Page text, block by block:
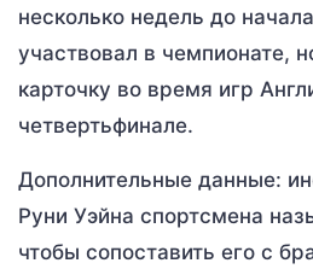
несколько недель до
участвовал в чемпионате,
карточку во время игр
четвертьфинале.
Дополнительные данные:
Руни Уэйна спортсмена
чтобы сопоставить его с